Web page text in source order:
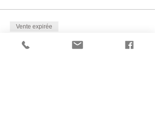
Vente expirée
Type de billet